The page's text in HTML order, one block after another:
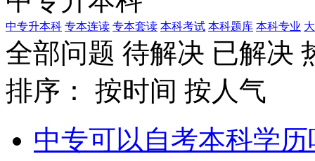
中专升本科 专本连读 专本套读 本科考试 本科题库 本科专业
全部问题 待解决 已解决
排序：
按时间 按人气
中专可以自考本科学